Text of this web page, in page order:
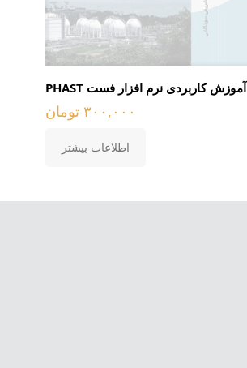
آموزش کاربردی نرم افزار فست PHAST
۳۰۰,۰۰۰ تومان
اطلاعات بیشتر